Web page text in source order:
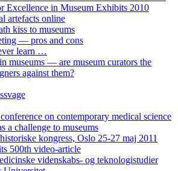
Excellence in Museum Exhibits 2010
artefacts online
kiss to museums
— pros and cons
learn …
museums — are museum curators the
against them?
on contemporary medical science
a challenge to museums
kongress, Oslo 25-27 maj 2011
500th video-article
videnskabs- og teknologistudier